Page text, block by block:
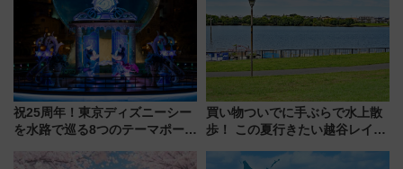
り方は？
祝25周年！東京ディズニーシー
を水路で巡る8つのテーマポート
買い物ついでに手ぶらで水上散
歩！ この夏行きたい越谷レイク
ア「LAKESIDE PARK」（埼玉